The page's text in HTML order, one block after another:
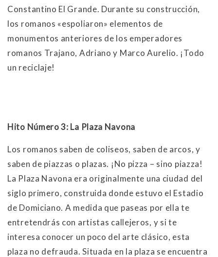
Constantino El Grande. Durante su construcción,
los romanos «espoliaron» elementos de
monumentos anteriores de los emperadores
romanos Trajano, Adriano y Marco Aurelio. ¡Todo
un reciclaje!
Hito Número 3: La Plaza Navona
Los romanos saben de coliseos, saben de arcos, y
saben de piazzas o plazas. ¡No pizza – sino piazza!
La Plaza Navona era originalmente una ciudad del
siglo primero, construida donde estuvo el Estadio
de Domiciano. A medida que paseas por ella te
entretendrás con artistas callejeros, y si te
interesa conocer un poco del arte clásico, esta
plaza no defrauda. Situada en la plaza se encuentra